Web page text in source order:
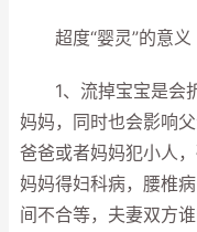
超度“婴灵”的意义
1、流掉宝宝是会折
妈妈，同时也会影响
爸爸或者妈妈犯小人
妈妈得妇科病，腰椎
间不合等，夫妻双方